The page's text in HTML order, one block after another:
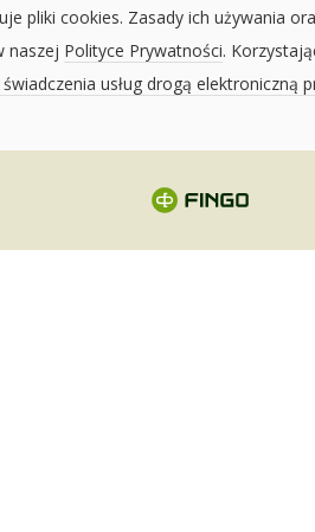
pliki cookies. Zasady ich używania
naszej Polityce Prywatności.
usług drogą elektroniczną